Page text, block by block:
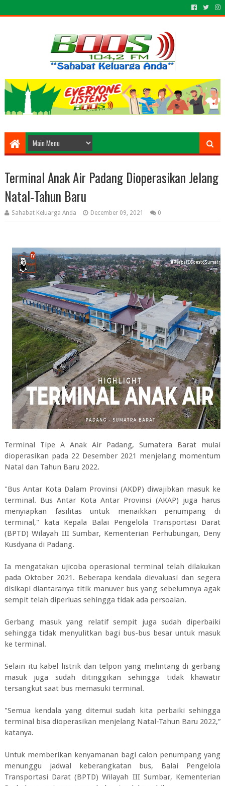
Terminal Anak Air Padang Dioperasikan Jelang
Natal-Tahun Baru
Sahabat Keluarga Anda December 09, 2021 0
Terminal Tipe A Anak Air Padang, Sumatera Barat mulai
dioperasikan pada 22 Desember 2021 menjelang momentum
Natal dan Tahun Baru 2022.
"Bus Antar Kota Dalam Provinsi (AKDP) diwajibkan masuk ke
terminal. Bus Antar Kota Antar Provinsi (AKAP) juga harus
menyiapkan fasilitas untuk menaikkan penumpang di
terminal," kata Kepala Balai Pengelola Transportasi Darat
(BPTD) Wilayah III Sumbar, Kementerian Perhubungan, Deny
Kusdyana di Padang.
Ia mengatakan ujicoba operasional terminal telah dilakukan
pada Oktober 2021. Beberapa kendala dievaluasi dan segera
disikapi diantaranya titik manuver bus yang sebelumnya agak
sempit telah diperluas sehingga tidak ada persoalan.
Gerbang masuk yang relatif sempit juga sudah diperbaiki
sehingga tidak menyulitkan bagi bus-bus besar untuk masuk
ke terminal.
Selain itu kabel listrik dan telpon yang melintang di gerbang
masuk juga sudah ditinggikan sehingga tidak khawatir
tersangkut saat bus memasuki terminal.
"Semua kendala yang ditemui sudah kita perbaiki sehingga
terminal bisa dioperasikan menjelang Natal-Tahun Baru 2022,”
katanya.
Untuk memberikan kenyamanan bagi calon penumpang yang
menunggu jadwal keberangkatan bus, Balai Pengelola
Transportasi Darat (BPTD) Wilayah III Sumbar, Kementerian